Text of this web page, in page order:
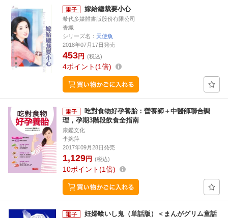
嫁給總裁要小心
希代多媒體書版股份有限公司
香織
シリーズ名： 天使魚
2018年07月17日発売
453円 (税込)
4ポイント 1倍
吃對食物好孕養胎：營養師＋中醫師聯合調
理，孕期3階段飲食全指南
康鑑文化
李婉萍
2017年09月28日発売
1,129円 (税込)
10ポイント 1倍
妊婦喰いし鬼（単話版）＜まんがグリム童話